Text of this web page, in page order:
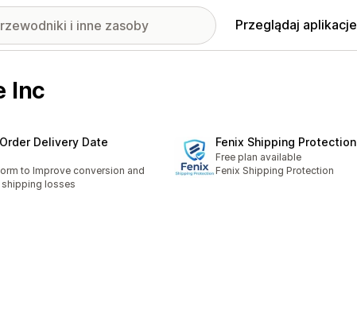
Przeglądaj aplikacje
Inc
Delivery Date
to Improve conversion and
shipping losses
Fenix Shipping Protection
Free plan available
Fenix Shipping Protection